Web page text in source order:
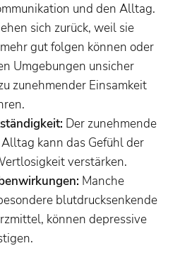
und den Alltag.
sich zurück, weil sie
gut folgen können oder
Umgebungen unsicher
zunehmender Einsamkeit
Der zunehmende
kann das Gefühl der
verstärken.
Manche
blutdrucksenkende
können depressive